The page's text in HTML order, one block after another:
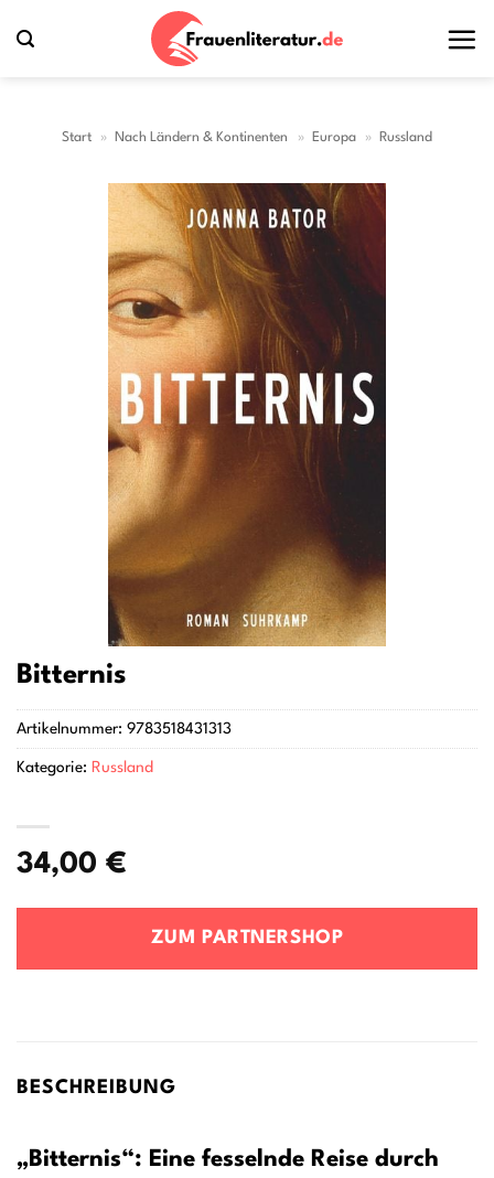
Inhalt
Start » Nach Ländern & Kontinenten » Europa » Russland
Bitternis
34,00 €
ZUM PARTNERSHOP
Artikelnummer: 9783518431313
Kategorie: Russland
BESCHREIBUNG
„Bitternis“: Eine fesselnde Reise durch